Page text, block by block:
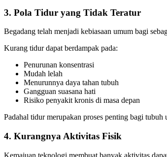
3. Pola Tidur yang Tidak Teratur
Begadang telah menjadi kebiasaan umum bagi
Kurang tidur dapat berdampak pada:
Penurunan konsentrasi
Mudah lelah
Menurunnya daya tahan tubuh
Gangguan suasana hati
Risiko penyakit kronis di masa depan
Padahal tidur merupakan proses penting bagi
4. Kurangnya Aktivitas Fisik
Kemajuan teknologi membuat banyak aktivitas